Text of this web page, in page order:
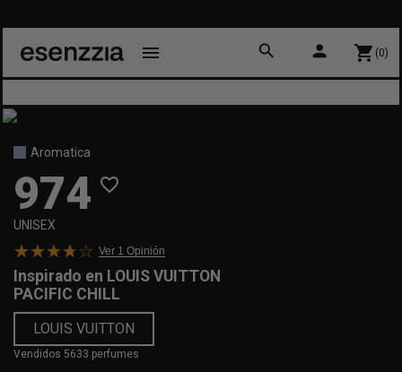
menu search person shopping_cart (0)
Aromatica
974 favorite_border
UNISEX
Ver 1 Opinión
Inspirado en LOUIS VUITTON
PACIFIC CHILL
LOUIS VUITTON
Vendidos 5633 perfumes